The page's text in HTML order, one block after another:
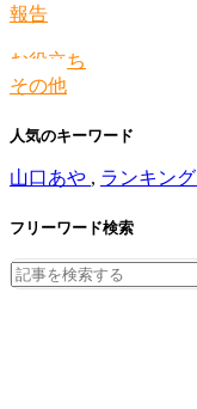
報告
お役立ち
その他
人気のキーワード
山口あや , ランキング
フリーワード検索
Search
for: